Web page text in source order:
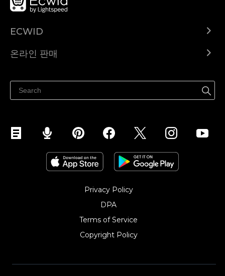
ECWID
도움말 센터
온라인 판매
페이스북에서 판매하기
인스타그램에서 판매하기
Privacy Policy
DPA
Terms of Service
Copyright Policy‎